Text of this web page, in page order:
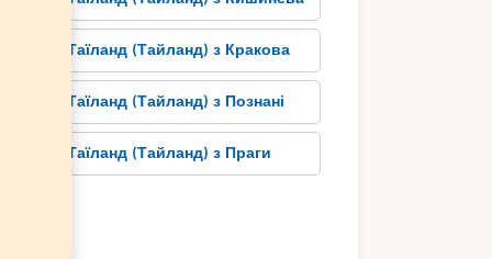
Тури в Таїланд (Тайланд) з Кракова
Тури в Таїланд (Тайланд) з Познані
Тури в Таїланд (Тайланд) з Праги